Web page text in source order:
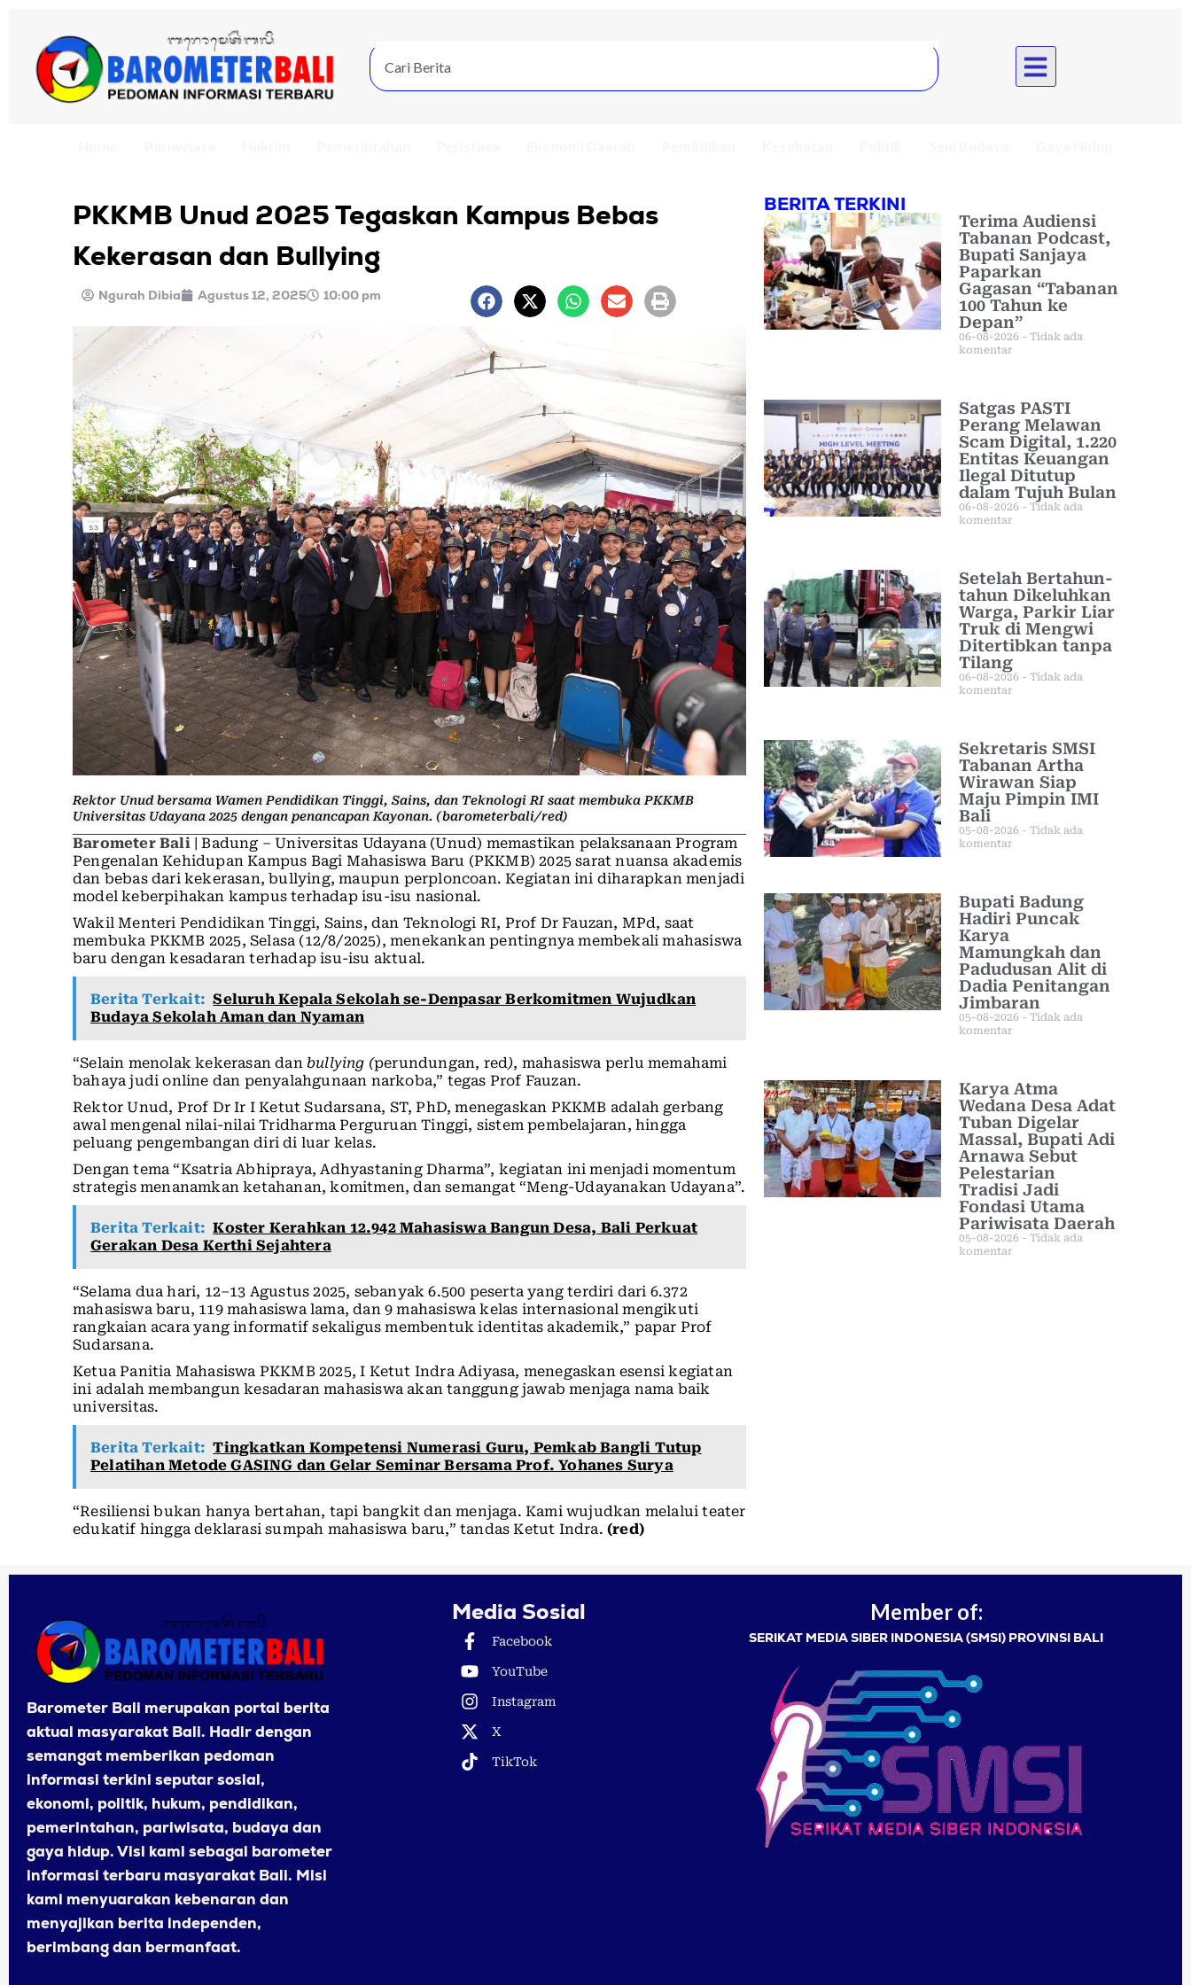
PKKMB Unud 2025 Tegaskan Kampus Bebas
Kekerasan dan Bullying
Ngurah Dibia Agustus 12, 2025 10:00 pm
Rektor Unud bersama Wamen Pendidikan Tinggi, Sains, dan Teknologi RI saat membuka PKKMB
Universitas Udayana 2025 dengan penancapan Kayonan. (barometerbali/red)
Barometer Bali| Badung – Universitas Udayana (Unud) memastikan pelaksanaan Program
Pengenalan Kehidupan Kampus Bagi Mahasiswa Baru (PKKMB) 2025 sarat nuansa akademis
dan bebas dari kekerasan, bullying, maupun perploncoan. Kegiatan ini diharapkan menjadi
model keberpihakan kampus terhadap isu-isu nasional.
Wakil Menteri Pendidikan Tinggi, Sains, dan Teknologi RI, Prof Dr Fauzan, MPd, saat
membuka PKKMB 2025, Selasa (12/8/2025), menekankan pentingnya membekali mahasiswa
baru dengan kesadaran terhadap isu-isu aktual.
Berita Terkait: Seluruh Kepala Sekolah se-Denpasar Berkomitmen Wujudkan
Budaya Sekolah Aman dan Nyaman
“Selain menolak kekerasan dan bullying (perundungan, red), mahasiswa perlu memahami
bahaya judi online dan penyalahgunaan narkoba,” tegas Prof Fauzan.
Rektor Unud, Prof Dr Ir I Ketut Sudarsana, ST, PhD, menegaskan PKKMB adalah gerbang
awal mengenal nilai-nilai Tridharma Perguruan Tinggi, sistem pembelajaran, hingga
peluang pengembangan diri di luar kelas.
Dengan tema “Ksatria Abhipraya, Adhyastaning Dharma”, kegiatan ini menjadi momentum
strategis menanamkan ketahanan, komitmen, dan semangat “Meng-Udayanakan Udayana”.
Berita Terkait: Koster Kerahkan 12.942 Mahasiswa Bangun Desa, Bali Perkuat
Gerakan Desa Kerthi Sejahtera
“Selama dua hari, 12–13 Agustus 2025, sebanyak 6.500 peserta yang terdiri dari 6.372
mahasiswa baru, 119 mahasiswa lama, dan 9 mahasiswa kelas internasional mengikuti
rangkaian acara yang informatif sekaligus membentuk identitas akademik,” papar Prof
Sudarsana.
Ketua Panitia Mahasiswa PKKMB 2025, I Ketut Indra Adiyasa, menegaskan esensi kegiatan
ini adalah membangun kesadaran mahasiswa akan tanggung jawab menjaga nama baik
universitas.
Berita Terkait: Tingkatkan Kompetensi Numerasi Guru, Pemkab Bangli Tutup
Pelatihan Metode GASING dan Gelar Seminar Bersama Prof. Yohanes Surya
“Resiliensi bukan hanya bertahan, tapi bangkit dan menjaga. Kami wujudkan melalui teater
edukatif hingga deklarasi sumpah mahasiswa baru,” tandas Ketut Indra.(red)
BERITA TERKINI
Terima Audiensi
Tabanan Podcast,
Bupati Sanjaya
Paparkan
Gagasan “Tabanan
100 Tahun ke
Depan”
06-08-2026
Tidak ada
komentar
Satgas PASTI
Perang Melawan
Scam Digital, 1.220
Entitas Keuangan
Ilegal Ditutup
dalam Tujuh Bulan
06-08-2026
Tidak ada
komentar
Setelah Bertahun-
tahun Dikeluhkan
Warga, Parkir Liar
Truk di Mengwi
Ditertibkan tanpa
Tilang
06-08-2026
Tidak ada
komentar
Sekretaris SMSI
Tabanan Artha
Wirawan Siap
Maju Pimpin IMI
Bali
05-08-2026
Tidak ada
komentar
Bupati Badung
Hadiri Puncak
Karya
Mamungkah dan
Padudusan Alit di
Dadia Penitangan
Jimbaran
05-08-2026
Tidak ada
komentar
Karya Atma
Wedana Desa Adat
Tuban Digelar
Massal, Bupati Adi
Arnawa Sebut
Pelestarian
Tradisi Jadi
Fondasi Utama
Pariwisata Daerah
05-08-2026
Tidak ada
komentar
Barometer Bali merupakan portal berita
aktual masyarakat Bali. Hadir dengan
semangat memberikan pedoman
informasi terkini seputar sosial,
ekonomi, politik, hukum, pendidikan,
pemerintahan, pariwisata, budaya dan
gaya hidup. Visi kami sebagai barometer
informasi terbaru masyarakat Bali. Misi
kami menyuarakan kebenaran dan
menyajikan berita independen,
berimbang dan bermanfaat.
Media Sosial
Facebook
YouTube
Instagram
X
TikTok
Member of:
SERIKAT MEDIA SIBER INDONESIA (SMSI) PROVINSI BALI